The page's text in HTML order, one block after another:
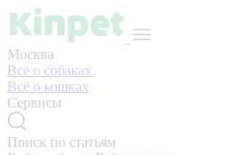
Москва
Всё о собаках
Всё о кошках
Сервисы
Поиск по статьям